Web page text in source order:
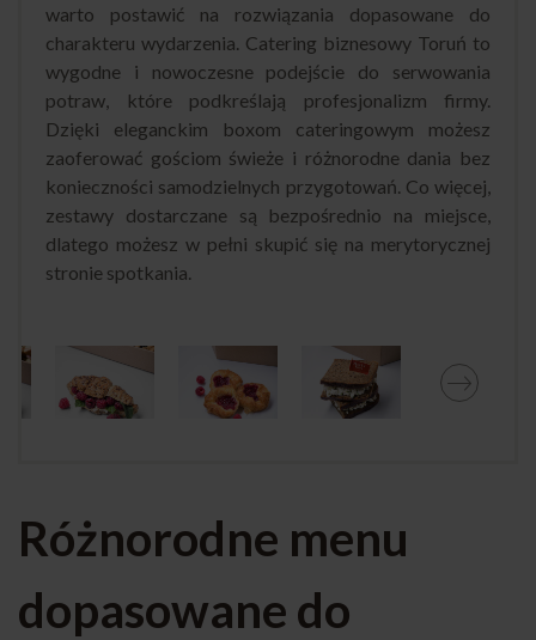
warto postawić na rozwiązania dopasowane do
charakteru wydarzenia. Catering biznesowy Toruń to
wygodne i nowoczesne podejście do serwowania
potraw, które podkreślają profesjonalizm firmy.
Dzięki eleganckim boxom cateringowym możesz
zaoferować gościom świeże i różnorodne dania bez
konieczności samodzielnych przygotowań. Co więcej,
zestawy dostarczane są bezpośrednio na miejsce,
dlatego możesz w pełni skupić się na merytorycznej
stronie spotkania.
Różnorodne menu
dopasowane do